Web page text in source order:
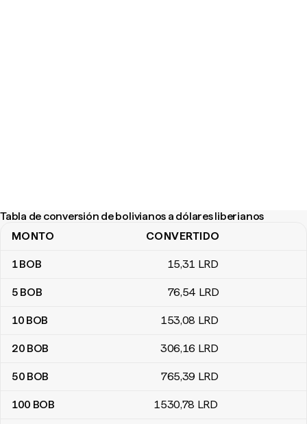
Tabla de conversión de bolivianos a dólares liberianos
Tabla de conversión de bolivianos a dólares liberianos
MONTO CONVERTIDO
1BOB 15,31 LRD
5 BOB 76,54 LRD
10 BOB 153,08 LRD
20 BOB 306,16 LRD
50 BOB 765,39 LRD
100 BOB 1530,78 LRD